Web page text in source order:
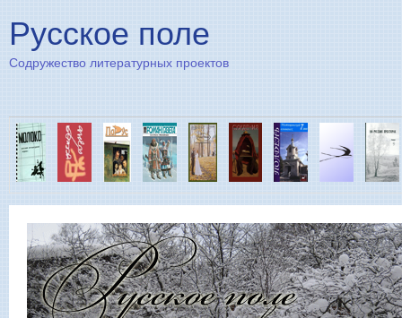
Русское поле
Содружество литературных проектов